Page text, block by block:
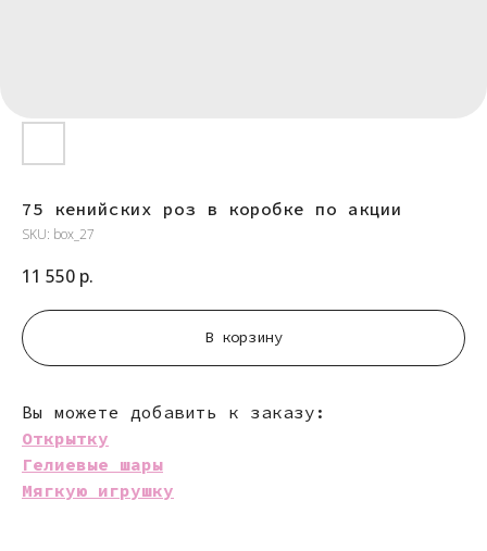
75 кенийских роз в коробке по акции
SKU: box_27
11 550 р.
В корзину
Вы можете добавить к заказу:
Открытку
Гелиевые шары
Мягкую игрушку